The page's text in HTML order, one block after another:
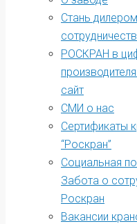
Стань
РОСКРАН в
сайт
СМИ о нас
Сертификаты
“Роскран”
Социальная
Забота о
Роскран
Вакансии